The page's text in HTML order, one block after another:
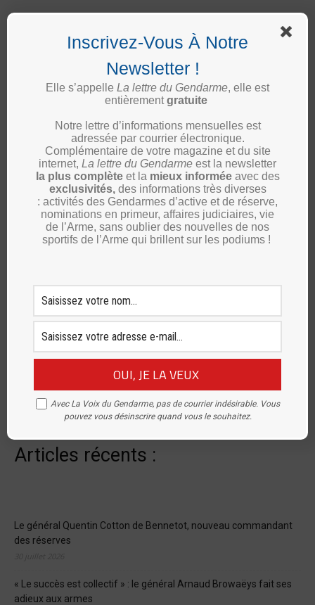
Suivez-nous :
LinkedIn
Twitter
Instagram
Facebook
Inscription Newsletter
Articles récents :
Le général Quentin Cotton de Bennetot, nouveau commandant
des réserves
« Le succès est collectif » : le général Arnaud Browaëys fait ses
adieux aux armes
Inscrivez-Vous À Notre
Newsletter !
Elle s’appelle La lettre du Gendarme, elle est
entièrementgratuite
Notre lettre d’informations mensuelles est
adressée par courrier électronique.
Complémentaire de votre magazine et du site
internet, La lettre du Gendarme est la newsletter
la plus complète et la mieux informéeavec des
exclusivités, des informations très diverses
: activités des Gendarmes d’active et de réserve,
nominations en primeur, affaires judiciaires, vie
de l’Arme, sans oublier des nouvelles de nos
sportifs de l’Arme qui brillent sur les podiums !
Avec La Voix du Gendarme, pas de courrier indésirable. Vous
pouvez vous désinscrire quand vous le souhaitez.